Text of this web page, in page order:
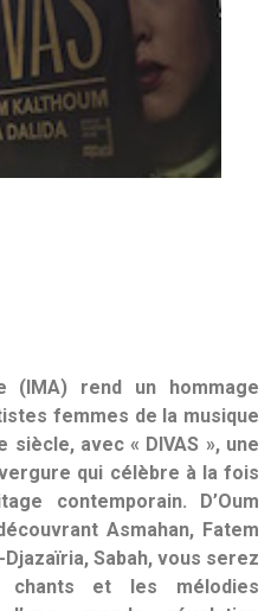
(IMA) rend un hommage
femmes de la musique
siècle, avec « DIVAS », une
qui célèbre à la fois
contemporain. D’Oum
Asmahan, Fatem
Djazaïria, Sabah, vous serez
chants et les mélodies